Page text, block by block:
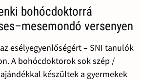
bohócdoktorrá
versenyen
esélyegyenlőségért – SNI tanulók
A bohócdoktorok sok szép /
készültek a gyermekek